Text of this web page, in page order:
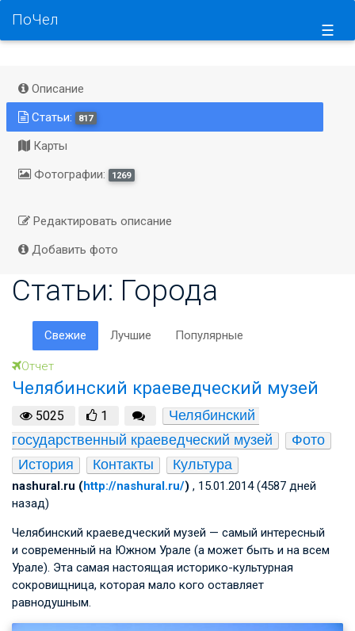
☰
ПоЧел
Описание
Статьи:
817
Карты
Фотографии:
1269
Редактировать описание
Добавить фото
Статьи: Города
Свежие Лучшие Популярные
Отчет
Челябинский краеведческий музей
5025 1
Челябинский
государственный краеведческий музей
Фото
История
Контакты Культура
nashural.ru (http://nashural.ru/) , 15.01.2014 (4587 дней
назад)
Челябинский краеведческий музей — самый интересный
и современный на Южном Урале (а может быть и на всем
Урале). Эта самая настоящая историко-культурная
сокровищница, которая мало кого оставляет
равнодушным.